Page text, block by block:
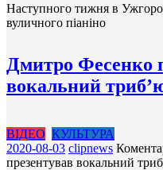
Наступного тижня в
вуличного піаніно
Дмитро Фесенко
вокальний
ВІДЕО КУЛЬТУРА
2020-08-03 clipnews
презентував вокальний